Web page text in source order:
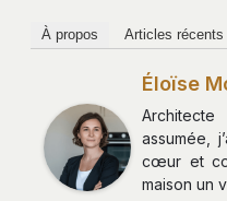
À propos Articles récents
Éloïse
assumée,
cœur et
maison un